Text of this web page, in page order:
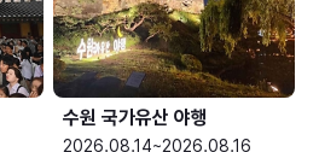
수원 국가유산 야행
2026.08.14~2026.08.16